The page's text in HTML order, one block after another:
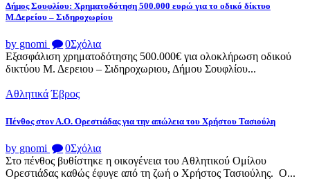
Δήμος Σουφλίου: Χρηματοδότηση 500.000 ευρώ για το οδικό δίκτυο
Μ.Δερείου – Σιδηροχωρίου
by gnomi 0Σχόλια
Εξασφάλιση χρηματοδότησης 500.000€ για ολοκλήρωση οδικού
δικτύου Μ. Δερειου – Σιδηροχωριου, Δήμου Σουφλίου...
Αθλητικά Έβρος
Πένθος στον Α.Ο. Ορεστιάδας για την απώλεια του Χρήστου Τασιούλη
by gnomi 0Σχόλια
Στο πένθος βυθίστηκε η οικογένεια του Αθλητικού Ομίλου
Ορεστιάδας καθώς έφυγε από τη ζωή ο Χρήστος Τασιούλης. Ο...